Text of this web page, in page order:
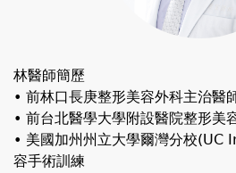
林醫師簡歷
• 前林口長庚整形美容外科主治醫
• 前台北醫學大學附設醫院整形美
• 美國加州州立大學爾灣分校(UC
容手術訓練